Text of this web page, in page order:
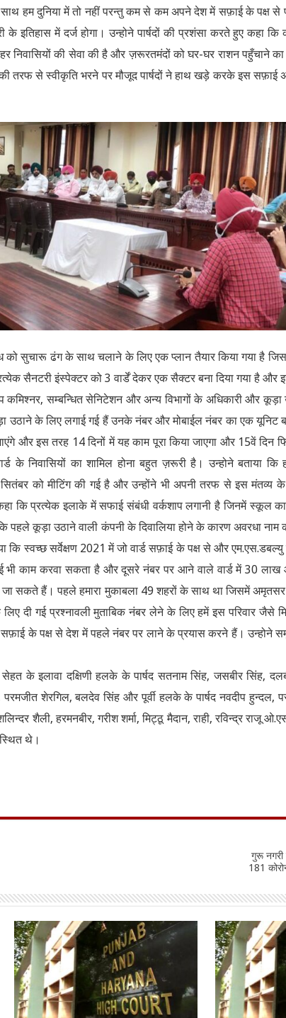
हम दुनिया में तो नहीं परन्तु कम से कम अपने देश में सफ़ाई के पक्ष
में दर्ज होगा। उन्होने पार्षदों की प्रशंसा करते हुए कहा कि
निवासियों की सेवा की है और ज़रूरतमंदों को घर-घर राशन पहुँचाने
तरफ से स्वीकृति भरने पर मौजूद पार्षदों ने हाथ खड़े करके इस सफ़ाई
सुचारू ढंग के साथ चलाने के लिए एक प्लान तैयार किया गया है
सैनटरी इंस्पेक्टर को 3 वार्डें देकर एक सैक्टर बना दिया गया है
सम्बन्धित सेनिटेशन और अन्य विभागों के अधिकारी और कूड़ा
उठाने के लिए लगाई गई हैं उनके नंबर और मोबाईल नंबर का एक यूनिट
इस तरह 14 दिनों में यह काम पूरा किया जाएगा और 15वें दिन फिर
के निवासियों का शामिल होना बहुत ज़रूरी है। उन्होने बताया
को मीटिंग की गई है और उन्होंने भी अपनी तरफ से इस मंतव्य के
कहा कि प्रत्येक इलाके में सफाई संबंधी वर्कशाप लगानी है जिनमें
पहले कूड़ा उठाने वाली कंपनी के दिवालिया होने के कारण अवरधा
कि स्वच्छ सर्वेक्षण 2021 में जो वार्ड सफ़ाई के पक्ष से और
भी काम करवा सकता है और दूसरे नंबर पर आने वाले वार्ड में 30
सकते हैं। पहले हमारा मुकाबला 49 शहरों के साथ था जिसमें
दी गई प्रश्नावली मुताबिक नंबर लेने के लिए हमें इस परिवार जैसे
के पक्ष से देश में पहले नंबर पर लाने के प्रयास करने हैं। उन्होने समूह
के इलावा दक्षिणी हलके के पार्षद सतनाम सिंह, जसबीर सिंह,
शेरगिल, बलदेव सिंह और पूर्वी हलके के पार्षद नवदीप हुन्दल,
शैली, हरमनबीर, गरीश शर्मा, मिट्ठू मैदान, राही, रविन्द्र राजू
थे।
गुरू नगरी
181